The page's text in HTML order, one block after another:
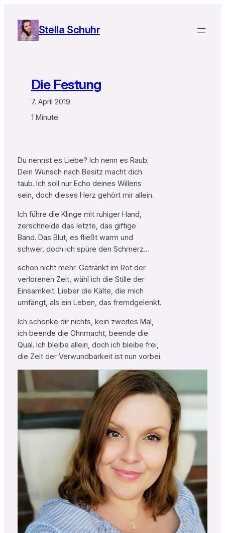
Inhalt
springen
Stella Schuhr
Die Festung
7. April 2019
1 Minute
Du nennst es Liebe? Ich nenn es Raub.
Dein Wunsch nach Besitz macht dich
taub. Ich soll nur Echo deines Willens
sein, doch dieses Herz gehört mir allein.
Ich führe die Klinge mit ruhiger Hand,
zerschneide das letzte, das giftige
Band. Das Blut, es fließt warm und
schwer, doch ich spüre den Schmerz…
schon nicht mehr. Getränkt im Rot der
verlorenen Zeit, wähl ich die Stille der
Einsamkeit. Lieber die Kälte, die mich
umfängt, als ein Leben, das fremdgelenkt.
Ich schenke dir nichts, kein zweites Mal,
ich beende die Ohnmacht, beende die
Qual. Ich bleibe allein, doch ich bleibe frei,
die Zeit der Verwundbarkeit ist nun vorbei.